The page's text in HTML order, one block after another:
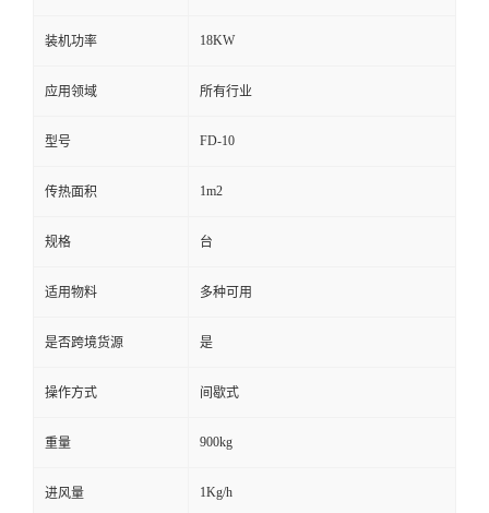
装机功率 18KW
应用领域 所有行业
型号 FD-10
传热面积 1m2
规格 台
适用物料 多种可用
是否跨境货源 是
操作方式 间歇式
重量 900kg
进风量 1Kg/h